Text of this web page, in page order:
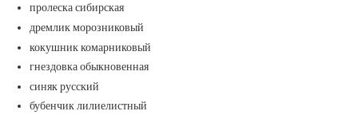
пролеска сибирская
дремлик морозниковый
кокушник комарниковый
гнездовка обыкновенная
синяк русский
бубенчик лилиелистный